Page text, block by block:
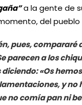
a la gente de
del pueblo
pues, compararé
parecen a los
«Os
y no
no comía pan ni